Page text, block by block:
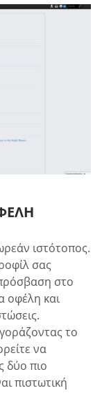
ιστότοπος.
σας
στο
οφέλη και
το
να
δύο πιο
πιστωτική